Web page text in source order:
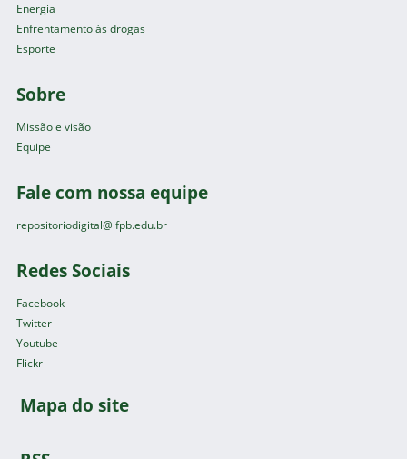
Energia
Enfrentamento às drogas
Esporte
Sobre
Missão e visão
Equipe
Fale com nossa equipe
repositoriodigital@ifpb.edu.br
Redes Sociais
Facebook
Twitter
Youtube
Flickr
Mapa do site